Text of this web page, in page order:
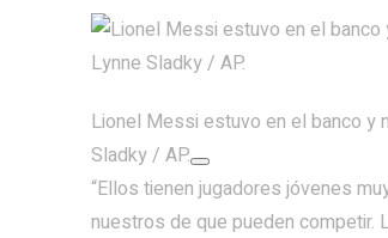
Lionel Messi estuvo en el banco y
Sladky / AP.
“Ellos tienen jugadores jóvenes
nuestros de que pueden competir.